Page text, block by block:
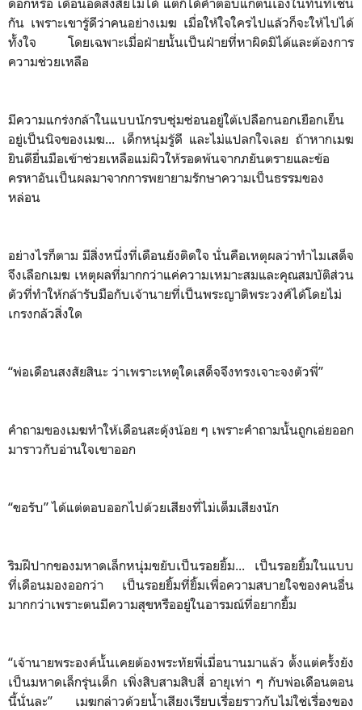
กัน เพราะเขารู้ดีว่าคนอย่างเมฆ เมื่อให้ใจใครไปแล้วก็จะให้ไปได้
ทั้งใจ โดยเฉพาะเมื่อฝ่ายนั้นเป็นฝ่ายที่หาผิดมิได้และต้องการ
ความช่วยเหลือ
มีความแกร่งกล้าในแบบนักรบซุ่มซ่อนอยู่ใต้เปลือกนอกเยือกเย็น
อยู่เป็นนิจของเมฆ... เด็กหนุ่มรู้ดี และไม่แปลกใจเลย ถ้าหากเมฆ
ยินดียื่นมือเข้าช่วยเหลือแม่ผิวให้รอดพ้นจากภยันตรายและข้อ
ครหาอันเป็นผลมาจากการพยายามรักษาความเป็นธรรมของ
หล่อน
อย่างไรก็ตาม มีสิ่งหนึ่งที่เดือนยังติดใจ นั่นคือเหตุผลว่าทำไมเสด็จ
จึงเลือกเมฆ เหตุผลที่มากกว่าแค่ความเหมาะสมและคุณสมบัติส่วน
ตัวที่ทำให้กล้ารับมือกับเจ้านายที่เป็นพระญาติพระวงศ์ได้โดยไม่
เกรงกลัวสิ่งใด
“พ่อเดือนสงสัยสินะ ว่าเพราะเหตุใดเสด็จจึงทรงเจาะจงตัวพี่”
คำถามของเมฆทำให้เดือนสะดุ้งน้อย ๆ เพราะคำถามนั้นถูกเอ่ยออก
มาราวกับอ่านใจเขาออก
“ขอรับ” ได้แต่ตอบออกไปด้วยเสียงที่ไม่เต็มเสียงนัก
ริมฝีปากของมหาดเล็กหนุ่มขยับเป็นรอยยิ้ม... เป็นรอยยิ้มในแบบ
ที่เดือนมองออกว่า เป็นรอยยิ้มที่ยิ้มเพื่อความสบายใจของคนอื่น
มากกว่าเพราะตนมีความสุขหรืออยู่ในอารมณ์ที่อยากยิ้ม
“เจ้านายพระองค์นั้นเคยต้องพระทัยพี่เมื่อนานมาแล้ว ตั้งแต่ครั้งยัง
เป็นมหาดเล็กรุ่นเด็ก เพิ่งสิบสามสิบสี่ อายุเท่า ๆ กับพ่อเดือนตอน
นี้นั่นละ” เมฆกล่าวด้วยน้ำเสียงเรียบเรื่อยราวกับไม่ใช่เรื่องของ